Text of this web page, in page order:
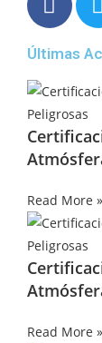
Últimas
Read More »
Read More »